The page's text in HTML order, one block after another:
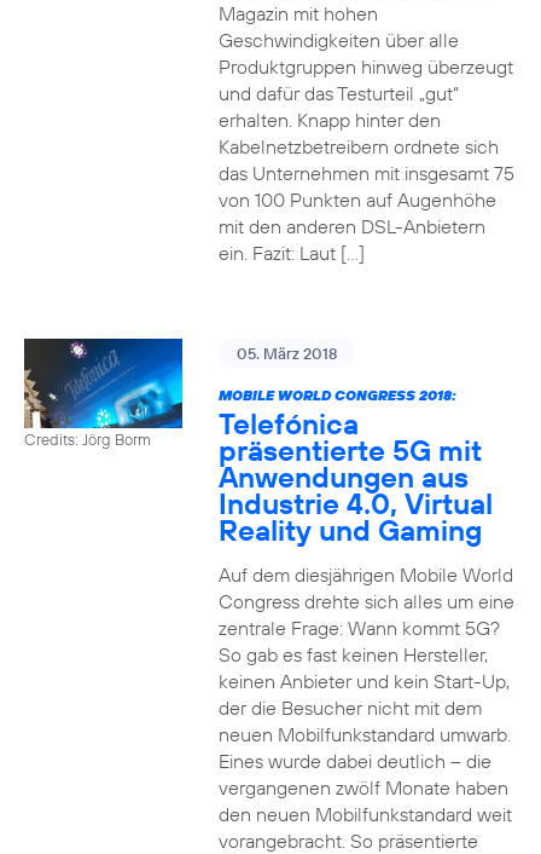
Magazin mit hohen
Geschwindigkeiten über alle
Produktgruppen hinweg überzeugt
und dafür das Testurteil „gut“
erhalten. Knapp hinter den
Kabelnetzbetreibern ordnete sich
das Unternehmen mit insgesamt 75
von 100 Punkten auf Augenhöhe
mit den anderen DSL-Anbietern
ein. Fazit: Laut […]
Credits: Jörg Borm
05. März 2018
MOBILE WORLD CONGRESS 2018:
Telefónica
präsentierte 5G mit
Anwendungen aus
Industrie 4.0, Virtual
Reality und Gaming
Auf dem diesjährigen Mobile World
Congress drehte sich alles um eine
zentrale Frage: Wann kommt 5G?
So gab es fast keinen Hersteller,
keinen Anbieter und kein Start-Up,
der die Besucher nicht mit dem
neuen Mobilfunkstandard umwarb.
Eines wurde dabei deutlich – die
vergangenen zwölf Monate haben
den neuen Mobilfunkstandard weit
vorangebracht. So präsentierte